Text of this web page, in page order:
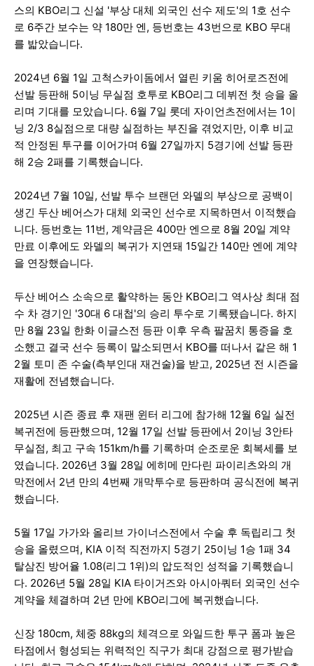
스의 KBO리그 신설 '부상 대체 외국인 선수 제도'의 1호 선수
로 6주간 보수는 약 180만 엔, 등번호는 43번으로 KBO 무대
를 밟았습니다.
2024년 6월 1일 고척스카이돔에서 열린 키움 히어로즈전에
선발 등판해 5이닝 무실점 호투로 KBO리그 데뷔전 첫 승을 올
리며 기대를 모았습니다. 6월 7일 롯데 자이언츠전에서는 1이
닝 2/3 8실점으로 대량 실점하는 부진을 겪었지만, 이후 비교
적 안정된 투구를 이어가며 6월 27일까지 5경기에 선발 등판
해 2승 2패를 기록했습니다.
2024년 7월 10일, 선발 투수 브랜던 와델의 부상으로 공백이
생긴 두산 베어스가 대체 외국인 선수로 지목하면서 이적했습
니다. 등번호는 11번, 계약금은 400만 엔으로 8월 20일 계약
만료 이후에도 와델의 복귀가 지연돼 15일간 140만 엔에 계약
을 연장했습니다.
두산 베어스 소속으로 활약하는 동안 KBO리그 역사상 최대 점
수 차 경기인 '30대 6 대첩'의 승리 투수로 기록됐습니다. 하지
만 8월 23일 한화 이글스전 등판 이후 우측 팔꿈치 통증을 호
소했고 결국 선수 등록이 말소되면서 KBO를 떠나서 같은 해 1
2월 토미 존 수술(측부인대 재건술)을 받고, 2025년 전 시즌을
재활에 전념했습니다.
2025년 시즌 종료 후 재팬 윈터 리그에 참가해 12월 6일 실전
복귀전에 등판했으며, 12월 17일 선발 등판에서 2이닝 3안타
무실점, 최고 구속 151km/h를 기록하며 순조로운 회복세를 보
였습니다. 2026년 3월 28일 에히메 만다린 파이리츠와의 개
막전에서 2년 만의 4번째 개막투수로 등판하며 공식전에 복귀
했습니다.
5월 17일 가가와 올리브 가이너스전에서 수술 후 독립리그 첫
승을 올렸으며, KIA 이적 직전까지 5경기 25이닝 1승 1패 34
탈삼진 방어율 1.08(리그 1위)의 압도적인 성적을 기록했습니
다. 2026년 5월 28일 KIA 타이거즈와 아시아쿼터 외국인 선수
계약을 체결하며 2년 만에 KBO리그에 복귀했습니다.
신장 180cm, 체중 88kg의 체격으로 와일드한 투구 폼과 높은
타점에서 형성되는 위력적인 직구가 최대 강점으로 평가받습